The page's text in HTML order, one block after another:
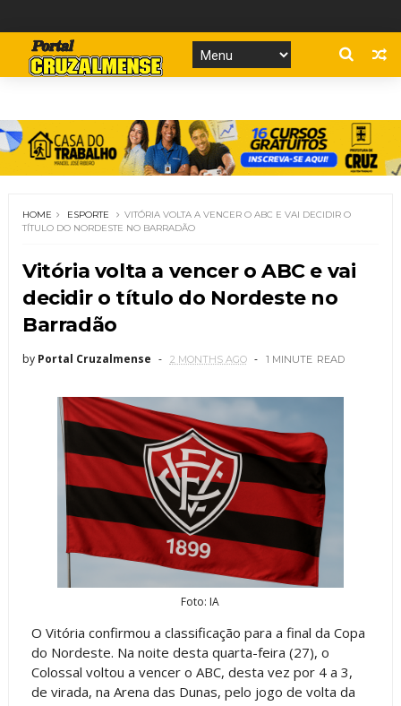
HOME ESPORTE
VITÓRIA VOLTA A VENCER O ABC E VAI DECIDIR O
TÍTULO DO NORDESTE NO BARRADÃO
Vitória volta a vencer o ABC e vai
decidir o título do Nordeste no
Barradão
by Portal Cruzalmense 2 MONTHS AGO 1 MINUTE READ
Foto: IA
O Vitória confirmou a classificação para a final da Copa
do Nordeste. Na noite desta quarta-feira (27), o
Colossal voltou a vencer o ABC, desta vez por 4 a 3,
de virada, na Arena das Dunas, pelo jogo de volta da